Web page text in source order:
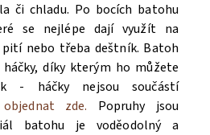
či chladu. Po bocích batohu
se nejlépe dají využít na
pití nebo třeba deštník. Batoh
díky kterým ho můžete
- háčky nejsou součástí
zde. Popruhy jsou
batohu je voděodolný a